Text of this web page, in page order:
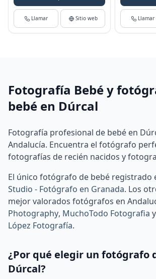
Llamar Sitio web Llamar
Fotografía Bebé y
bebé en Dúrcal
Fotografía profesional de bebé en
Andalucía. Encuentra el fotógrafo
fotografías de recién nacidos y
El único fotógrafo de bebé registrado
Studio - Fotógrafo en Granada. Los
mejor valorados fotógrafos en
Photography, MuchoTodo Fotografia y
López Fotografía.
¿Por qué elegir un fotógrafo
Dúrcal?